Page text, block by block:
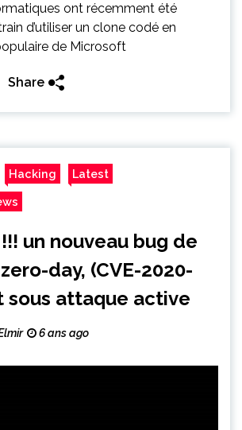
ont récemment été
d’utiliser un clone codé en
de Microsoft
Share
Hacking Latest
un nouveau bug de
day, (CVE-2020-
sous attaque active
6 ans ago